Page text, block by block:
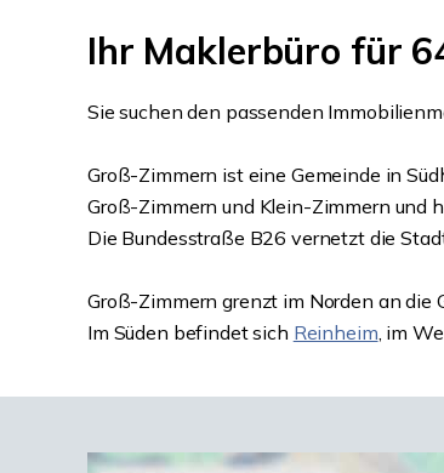
Ihr Maklerbüro für
Sie suchen den passenden
Groß-Zimmern ist eine Gemeinde in
Groß-Zimmern und Klein-Zimmern und
Die Bundesstraße B26 vernetzt die
Groß-Zimmern grenzt im Norden an die
Im Süden befindet sich Reinheim, im